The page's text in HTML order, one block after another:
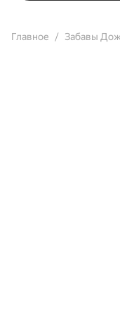
Главное Забавы